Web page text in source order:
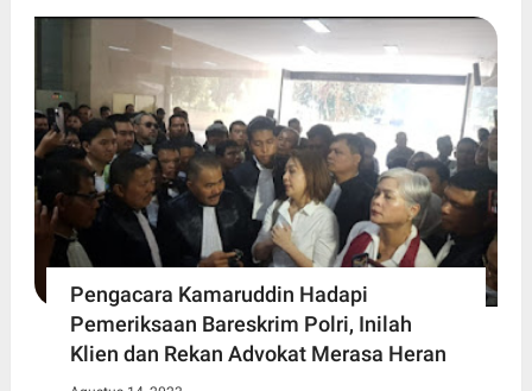
Pengacara Kamaruddin Hadapi
Pemeriksaan Bareskrim Polri, Inilah
Klien dan Rekan Advokat Merasa Heran